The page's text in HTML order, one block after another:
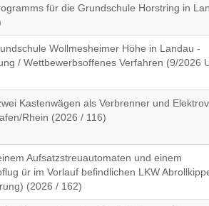
für die Grundschule Horstring in
Wollmesheimer Höhe in Landau -
/ Wettbewerbsoffenes Verfahren (9/2026
Kastenwägen als Verbrenner und
Rhein (2026 / 116)
Aufsatzstreuautomaten und einem
ür im Vorlauf befindlichen LKW
(2026 / 162)